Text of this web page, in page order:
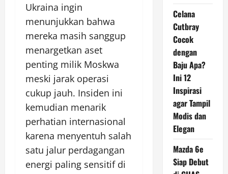
Ukraina ingin
menunjukkan bahwa
mereka masih sanggup
menargetkan aset
penting milik Moskwa
meski jarak operasi
cukup jauh. Insiden ini
kemudian menarik
perhatian internasional
karena menyentuh salah
satu jalur perdagangan
energi paling sensitif di
Celana
Cutbray
Cocok
dengan
Baju Apa?
Ini 12
Inspirasi
agar Tampil
Modis dan
Elegan
Mazda 6e
Siap Debut